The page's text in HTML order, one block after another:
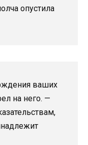
опустила
ваших
на него. —